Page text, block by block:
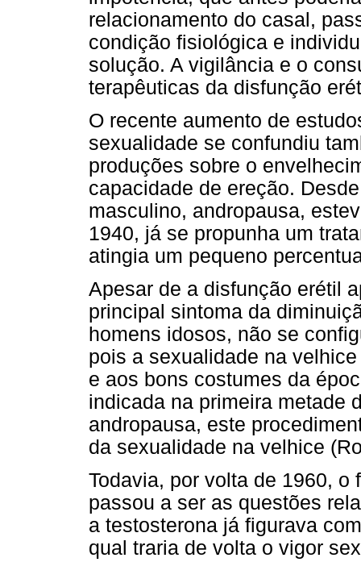
relacionamento do casal,
condição fisiológica e
solução. A vigilância e o
terapêuticas da disfunção
O recente aumento de
sexualidade se confundiu
produções sobre o
capacidade de ereção.
masculino, andropausa,
1940, já se propunha um
atingia um pequeno
Apesar de a disfunção erétil
principal sintoma da
homens idosos, não se
pois a sexualidade na
e aos bons costumes da
indicada na primeira metade
andropausa, este
da sexualidade na velhice
Todavia, por volta de 1960,
passou a ser as questões
a testosterona já figurava
qual traria de volta o vigor